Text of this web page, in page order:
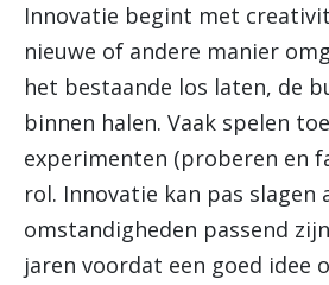
Innovatie begint met
nieuwe of andere manier
het bestaande los laten, de
binnen halen. Vaak spelen
experimenten (proberen en
rol. Innovatie kan pas slagen
omstandigheden passend
jaren voordat een goed idee